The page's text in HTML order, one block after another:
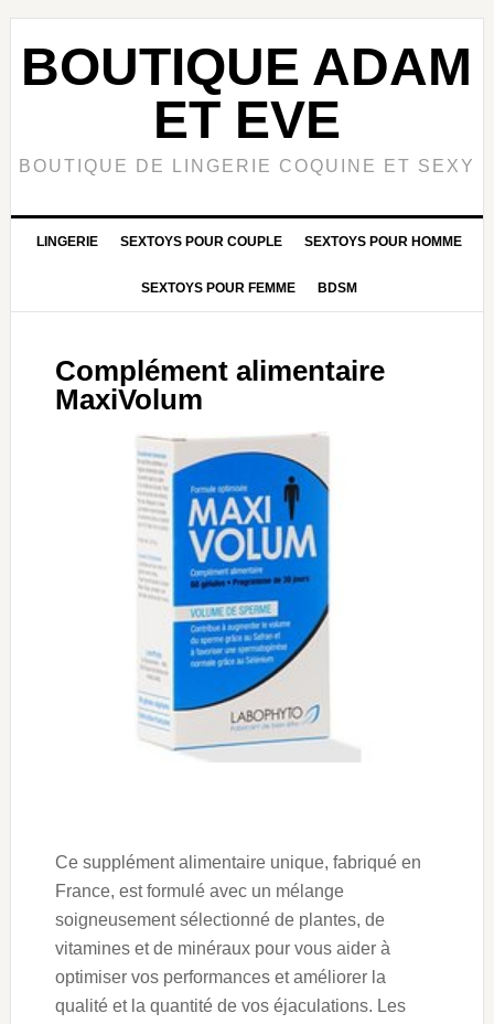
contenu
principale
BOUTIQUE ADAM
ET EVE
BOUTIQUE DE LINGERIE COQUINE ET SEXY
LINGERIE SEXTOYS POUR COUPLE SEXTOYS POUR HOMME
SEXTOYS POUR FEMME BDSM
Complément alimentaire
MaxiVolum
Ce supplément alimentaire unique, fabriqué en
France, est formulé avec un mélange
soigneusement sélectionné de plantes, de
vitamines et de minéraux pour vous aider à
optimiser vos performances et améliorer la
qualité et la quantité de vos éjaculations. Les